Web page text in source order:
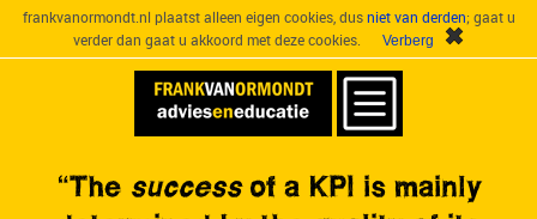
frankvanormondt.nl plaatst alleen eigen cookies, dusniet van derden; gaat u
verder dan gaat u akkoord met deze cookies.
«The successof a KPI is mainly